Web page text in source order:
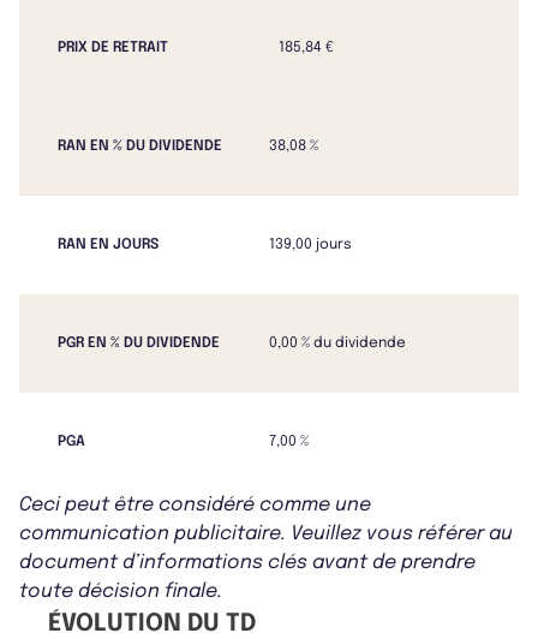
PRIX DE RETRAIT 185,84 €
RAN EN % DU DIVIDENDE 38,08 %
RAN EN JOURS 139,00 jours
PGR EN % DU DIVIDENDE 0,00 % du dividende
PGA 7,00 %
Ceci peut être considéré comme une
communication publicitaire. Veuillez vous référer au
document d’informations clés avant de prendre
toute décision finale.
ÉVOLUTION DU TD